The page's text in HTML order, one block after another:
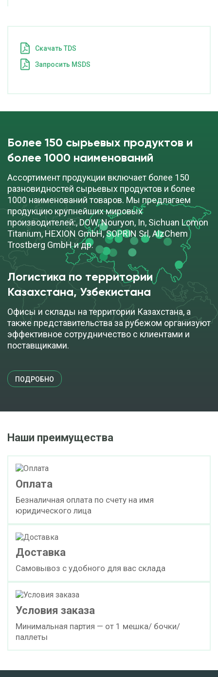
Cкачать TDS
Запросить MSDS
Более 150 сырьевых продуктов и
более 1000 наименований
Ассортимент продукции включает более 150
разновидностей сырьевых продуктов и более
1000 наименований товаров. Мы предлагаем
продукцию крупнейших мировых
производителей:, DOW, Nouryon, In, Sichuan Lomon
Titanium, HEXION GmbH, SOPRIN Srl, AlzChem
Trostberg GmbH и др.
Логистика по территории
Казахстана, Узбекистана
Офисы и склады на территории Казахстана, а
также представительства за рубежом организуют
эффективное сотрудничество с клиентами и
поставщиками.
ПОДРОБНО
Наши преимущества
Оплата
Безналичная оплата по счету на имя
юридического лица
Доставка
Самовывоз с удобного для вас склада
Условия заказа
Минимальная партия — от 1 мешка/ бочки/
паллеты